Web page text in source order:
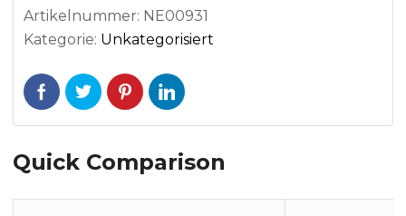
Artikelnummer: NE00931
Kategorie: Unkategorisiert
Quick Comparison